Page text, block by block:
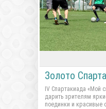
Золото
IV Спартакиада «Мой
дарить зрителям
поединки и красивые